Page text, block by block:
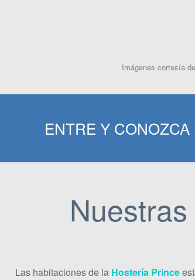
Imágenes cortesía
ENTRE Y
Las habitaciones de la Hostería Prince